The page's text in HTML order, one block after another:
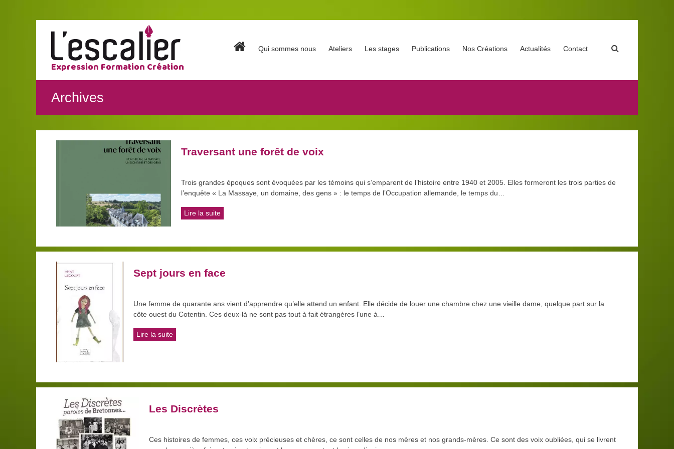
Expression Formation Création
Qui sommes nous Ateliers Les stages Publications Nos Créations Actualités Contact
Archives
Traversant une forêt de voix
Trois grandes époques sont évoquées par les témoins qui s’emparent de l’histoire entre 1940 et 2005. Elles formeront les trois parties de
l’enquête « La Massaye, un domaine, des gens » : le temps de l’Occupation allemande, le temps du…
Lire la suite
Sept jours en face
Une femme de quarante ans vient d’apprendre qu’elle attend un enfant. Elle décide de louer une chambre chez une vieille dame, quelque part sur la
côte ouest du Cotentin. Ces deux-là ne sont pas tout à fait étrangères l’une à…
Lire la suite
Les Discrètes
Ces histoires de femmes, ces voix précieuses et chères, ce sont celles de nos mères et nos grands-mères. Ce sont des voix oubliées, qui se livrent